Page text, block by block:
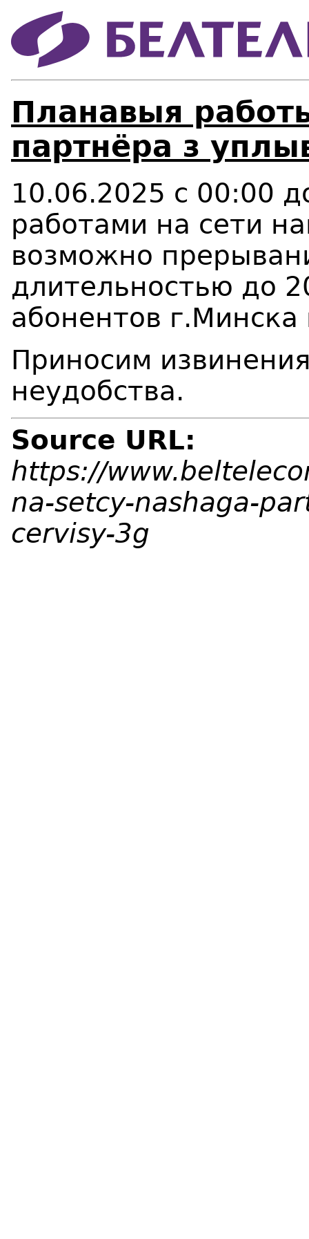
Планавыя
партнёра з
10.06.2025 с 00:00
работами на сети
возможно
длительностью до
абонентов
Приносим
неудобства.
Source URL:
https://
na-setcy-nashaga-
cervisy-3g